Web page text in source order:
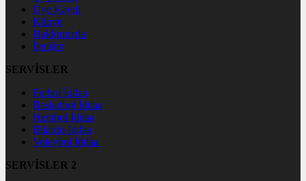
Üye Kaydı
Künye
Hakkımızda
İletişim
SERVİSLER
Futbol İddaa
Basketbol İddaa
Hentbol İddaa
Bilardo İddaa
Voleybol İddaa
SERVİSLER 2